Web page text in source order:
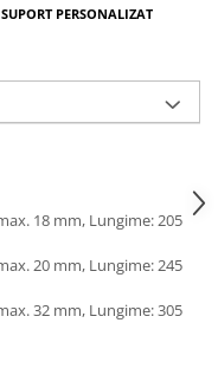
SUPORT PERSONALIZAT
18 mm, Lungime: 205
20 mm, Lungime: 245
32 mm, Lungime: 305